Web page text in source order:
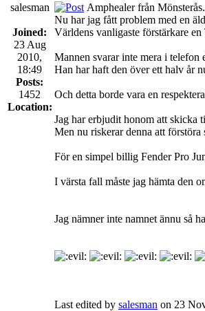
salesman
Joined:
23 Aug
2010,
18:49
Posts:
1452
Location:
Amphealer från Mönsterås.
Nu har jag fått problem med en
Världens vanligaste förstärkare
Mannen svarar inte mera i telefon
Han har haft den över ett halv år
Och detta borde vara en
Jag har erbjudit honom att skicka
Men nu riskerar denna att förstöra
För en simpel billig Fender Pro
I värsta fall måste jag hämta den
Jag nämner inte namnet ännu så
Last edited by salesman on 23